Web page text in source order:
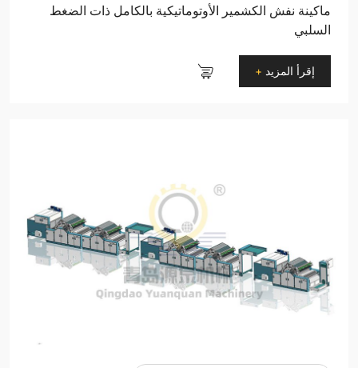
ماكينة نفش الكشمير الأوتوماتيكية بالكامل ذات الضغط
السلبي
إقرأ المزيد +